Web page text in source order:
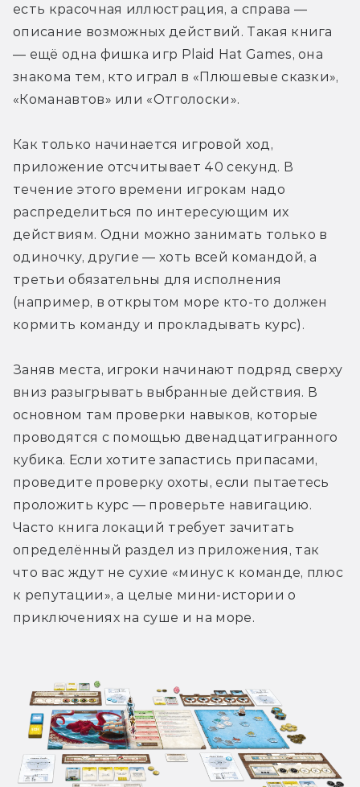
есть красочная иллюстрация, а справа —
описание возможных действий. Такая книга
— ещё одна фишка игр Plaid Hat Games, она
знакома тем, кто играл в «Плюшевые сказки»,
«Команавтов» или «Отголоски».
Как только начинается игровой ход,
приложение отсчитывает 40 секунд. В
течение этого времени игрокам надо
распределиться по интересующим их
действиям. Одни можно занимать только в
одиночку, другие — хоть всей командой, а
третьи обязательны для исполнения
(например, в открытом море кто-то должен
кормить команду и прокладывать курс).
Заняв места, игроки начинают подряд сверху
вниз разыгрывать выбранные действия. В
основном там проверки навыков, которые
проводятся с помощью двенадцатигранного
кубика. Если хотите запастись припасами,
проведите проверку охоты, если пытаетесь
проложить курс — проверьте навигацию.
Часто книга локаций требует зачитать
определённый раздел из приложения, так
что вас ждут не сухие «минус к команде, плюс
к репутации», а целые мини-истории о
приключениях на суше и на море.